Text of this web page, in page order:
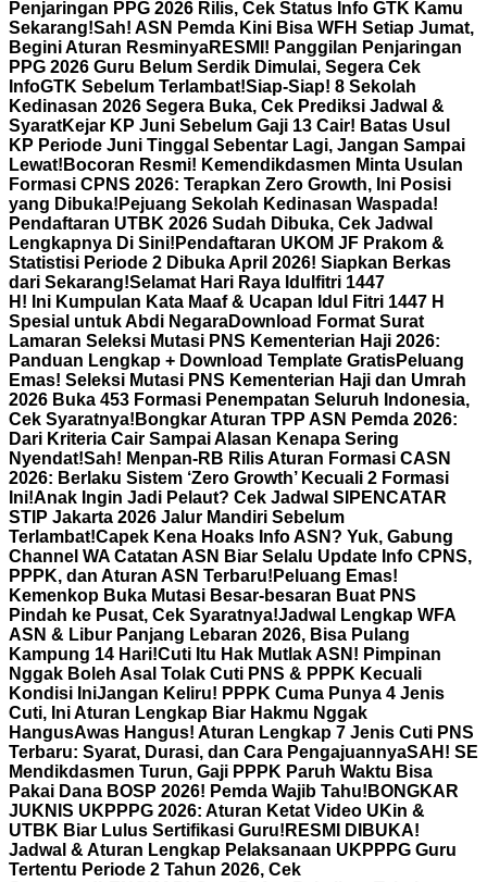
Penjaringan PPG 2026 Rilis, Cek Status Info GTK Kamu
Sekarang!Sah! ASN Pemda Kini Bisa WFH Setiap Jumat,
Begini Aturan ResminyaRESMI! Panggilan Penjaringan
PPG 2026 Guru Belum Serdik Dimulai, Segera Cek
InfoGTK Sebelum Terlambat!Siap-Siap! 8 Sekolah
Kedinasan 2026 Segera Buka, Cek Prediksi Jadwal &
SyaratKejar KP Juni Sebelum Gaji 13 Cair! Batas Usul
KP Periode Juni Tinggal Sebentar Lagi, Jangan Sampai
Lewat! Bocoran Resmi! Kemendikdasmen Minta Usulan
Formasi CPNS 2026: Terapkan Zero Growth, Ini Posisi
yang Dibuka! Pejuang Sekolah Kedinasan Waspada!
Pendaftaran UTBK 2026 Sudah Dibuka, Cek Jadwal
Lengkapnya Di Sini! Pendaftaran UKOM JF Prakom &
Statistisi Periode 2 Dibuka April 2026! Siapkan Berkas
dari Sekarang!Selamat Hari Raya Idulfitri 1447
H! Ini Kumpulan Kata Maaf & Ucapan Idul Fitri 1447 H
Spesial untuk Abdi NegaraDownload Format Surat
Lamaran Seleksi Mutasi PNS Kementerian Haji 2026:
Panduan Lengkap + Download Template GratisPeluang
Emas! Seleksi Mutasi PNS Kementerian Haji dan Umrah
2026 Buka 453 Formasi Penempatan Seluruh Indonesia,
Cek Syaratnya! Bongkar Aturan TPP ASN Pemda 2026:
Dari Kriteria Cair Sampai Alasan Kenapa Sering
Nyendat!Sah! Menpan-RB Rilis Aturan Formasi CASN
2026: Berlaku Sistem ‘Zero Growth’ Kecuali 2 Formasi
Ini!Anak Ingin Jadi Pelaut? Cek Jadwal SIPENCATAR
STIP Jakarta 2026 Jalur Mandiri Sebelum
Terlambat!Capek Kena Hoaks Info ASN? Yuk, Gabung
Channel WA Catatan ASN Biar Selalu Update Info CPNS,
PPPK, dan Aturan ASN Terbaru! Peluang Emas!
Kemenkop Buka Mutasi Besar-besaran Buat PNS
Pindah ke Pusat, Cek Syaratnya!Jadwal Lengkap WFA
ASN & Libur Panjang Lebaran 2026, Bisa Pulang
Kampung 14 Hari!Cuti Itu Hak Mutlak ASN! Pimpinan
Nggak Boleh Asal Tolak Cuti PNS & PPPK Kecuali
Kondisi IniJangan Keliru! PPPK Cuma Punya 4 Jenis
Cuti, Ini Aturan Lengkap Biar Hakmu Nggak
HangusAwas Hangus! Aturan Lengkap 7 Jenis Cuti PNS
Terbaru: Syarat, Durasi, dan Cara PengajuannyaSAH! SE
Mendikdasmen Turun, Gaji PPPK Paruh Waktu Bisa
Pakai Dana BOSP 2026! Pemda Wajib Tahu! BONGKAR
JUKNIS UKPPPG 2026: Aturan Ketat Video UKin &
UTBK Biar Lulus Sertifikasi Guru! RESMI DIBUKA!
Jadwal & Aturan Lengkap Pelaksanaan UKPPPG Guru
Tertentu Periode 2 Tahun 2026, Cek